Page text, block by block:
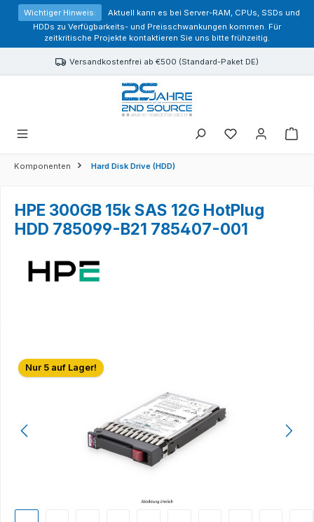
springen
Wichtiger Hinweis:
Aktuell kann es bei Server-RAM, CPUs, SSDs und
HDDs zu Verfügbarkeits- und Preisschwankungen kommen. Für
zeitkritische Projekte kontaktieren Sie uns bitte frühzeitig.
Versandkostenfrei ab €500 (Standard-Paket DE)
Sie haben 0
Komponenten Hard Disk Drive (HDD)
HPE 300GB 15k SAS 12G HotPlug
HDD 785099-B21 785407-001
Bildergalerie überspringen
Nur 5 auf Lager!